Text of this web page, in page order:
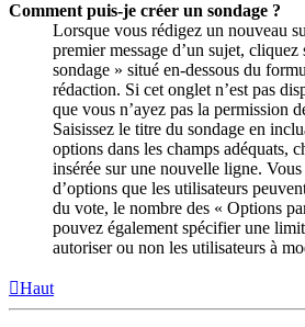
Comment puis-je créer un sondage ?
Lorsque vous rédigez un nouveau
premier message d’un sujet,
sondage » situé en-dessous du
rédaction. Si cet onglet n’est pas
que vous n’ayez pas la permission
Saisissez le titre du sondage en
options dans les champs adéquats,
insérée sur une nouvelle ligne.
d’options que les utilisateurs
du vote, le nombre des « Options
pouvez également spécifier une
autoriser ou non les utilisateurs à
Haut